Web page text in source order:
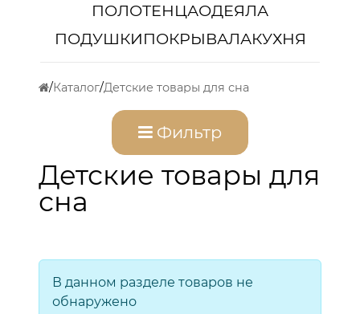
ПОЛОТЕНЦАОДЕЯЛА
ПОДУШКИПОКРЫВАЛАКУХНЯ
Каталог Детские товары для сна
Фильтр
Детские товары для
сна
В данном разделе товаров не
обнаружено